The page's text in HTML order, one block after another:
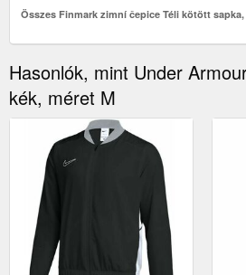
Összes Finmark zimní čepice Téli kötött
Hasonlók, mint Under
kék, méret M